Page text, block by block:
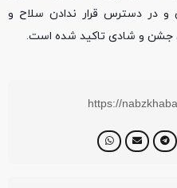
و در دسترس قرار ندادن سلاح و
جشن و شادی تاکید شده است.
https://